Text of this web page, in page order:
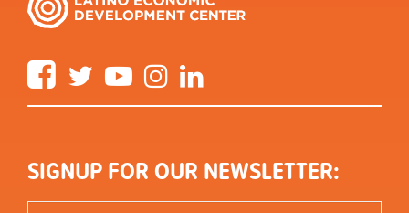
FacebookTwitter YouTube Instagram
SIGNUP FOR OUR NEWSLETTER: